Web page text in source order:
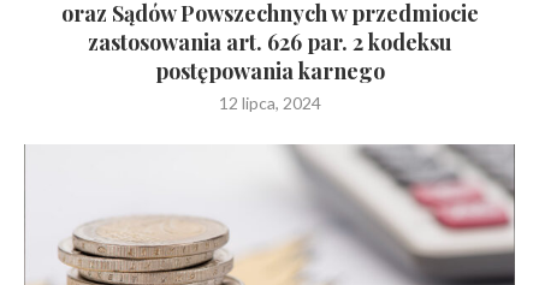
oraz Sądów Powszechnych w przedmiocie
zastosowania art. 626 par. 2 kodeksu
postępowania karnego
12 lipca, 2024